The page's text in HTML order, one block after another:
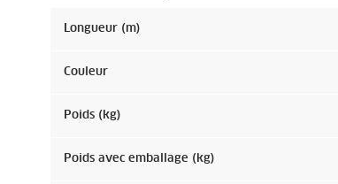
Longueur (m)
Couleur
Poids (kg)
Poids avec emballage (kg)